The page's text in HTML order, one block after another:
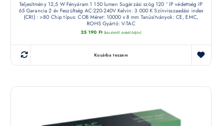
Teljesítmény 12,5 W Fényáram 1 150 lumen Sugárzási szög 120 ° IP védettség IP
65 Garancia 2 év Feszültség AC:220-240V Kelvin: 3 000 K Színvisszaadási index
(CRI) : >80 Chip típus: COB Méret: 10000 x 8 mm Tanúsítványok: CE, EMC,
ROHS Gyártó: V-TAC
25 190 Ft (készletről érdeklődjön)
Kosárba teszem